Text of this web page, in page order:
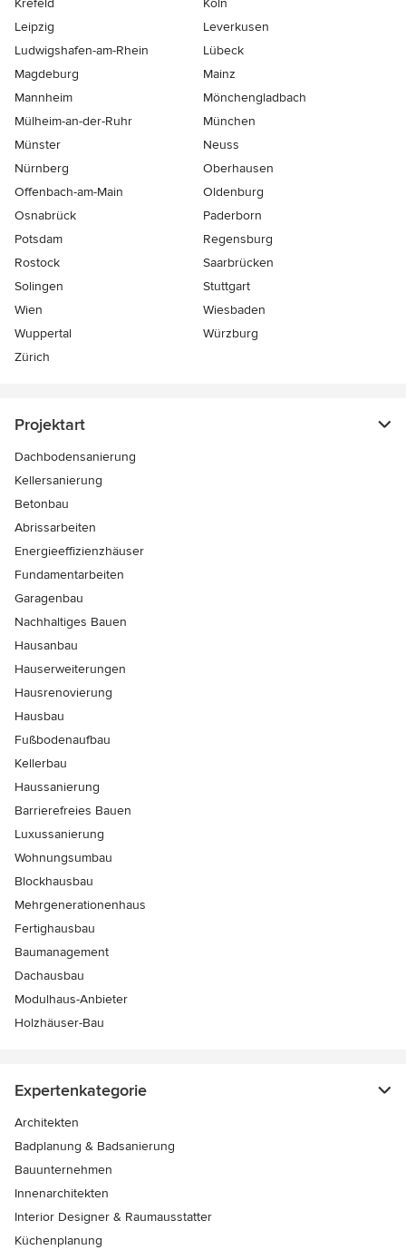
Krefeld
Köln
Leipzig
Leverkusen
Ludwigshafen-am-Rhein
Lübeck
Magdeburg
Mainz
Mannheim
Mönchen­gladbach
Mülheim-an-der-Ruhr
München
Münster
Neuss
Nürnberg
Oberhausen
Offenbach-am-Main
Oldenburg
Osnabrück
Paderborn
Potsdam
Regensburg
Rostock
Saarbrücken
Solingen
Stuttgart
Wien
Wiesbaden
Wuppertal
Würzburg
Zürich
Projektart
Dachbodensanierung
Kellersanierung
Betonbau
Abrissarbeiten
Energieeffizienzhäuser
Fundamentarbeiten
Garagenbau
Nachhaltiges Bauen
Hausanbau
Hauserweiterungen
Hausrenovierung
Hausbau
Fußbodenaufbau
Kellerbau
Haussanierung
Barrierefreies Bauen
Luxussanierung
Wohnungsumbau
Blockhausbau
Mehrgenerationenhaus
Fertighausbau
Baumanagement
Dachausbau
Modulhaus-Anbieter
Holzhäuser-Bau
Expertenkategorie
Architekten
Badplanung & Badsanierung
Bauunternehmen
Innenarchitekten
Interior Designer & Raumausstatter
Küchenplanung